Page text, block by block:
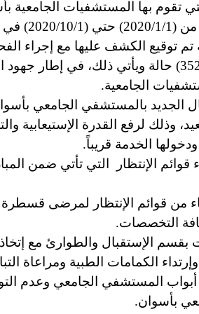
تقوم بها المستشفيات الجامعية
قامت المستشفي الجامعي من خلال إحصائية للحالات
عددها (36) قسم علاجي بالمستشفى الجامعي، ويبلغ عدد حالات الدخول (12247) حالة تم توقيع الكشف
الطبية وبلغ عدد حالات العمليات الجراحية (8875) عملية في مختلف الأقسام وبلغت حالات الطواري (3524) حالة ويأتي ذلك،
الجامعية.
الجديد بالمستشفي الجامعي
وذلك لرفع القدرة الإستيعابية
الإنتظار التي تأتي ضمن
من قوائم الإنتظار لمرضى
التخصصات.
الإستقبال والطوارئ مع
الكمامات الطبية ومراعاة
المستشفي الجامعي وعدم
بأسوان.